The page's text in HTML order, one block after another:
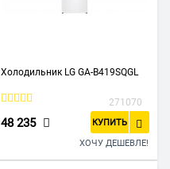
Холодильник LG GA-B419SQGL
271070
48 235 КУПИТЬ
ХОЧУ ДЕШЕВЛЕ!